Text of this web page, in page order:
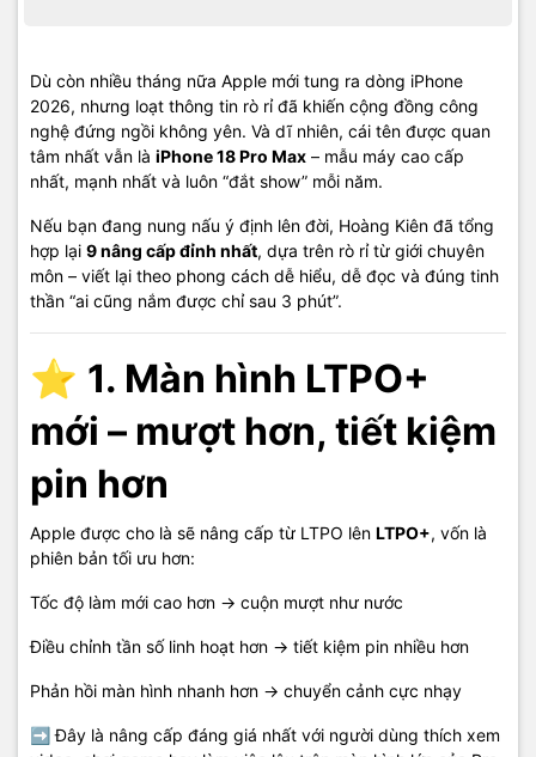
Dù còn nhiều tháng nữa Apple mới tung ra dòng iPhone
2026, nhưng loạt thông tin rò rỉ đã khiến cộng đồng công
nghệ đứng ngồi không yên. Và dĩ nhiên, cái tên được quan
tâm nhất vẫn là iPhone 18 Pro Max – mẫu máy cao cấp
nhất, mạnh nhất và luôn “đắt show” mỗi năm.
Nếu bạn đang nung nấu ý định lên đời, Hoàng Kiên đã tổng
hợp lại 9 nâng cấp đỉnh nhất, dựa trên rò rỉ từ giới chuyên
môn – viết lại theo phong cách dễ hiểu, dễ đọc và đúng tinh
thần “ai cũng nắm được chỉ sau 3 phút”.
⭐ 1. Màn hình LTPO+
mới – mượt hơn, tiết kiệm
pin hơn
Apple được cho là sẽ nâng cấp từ LTPO lên LTPO+, vốn là
phiên bản tối ưu hơn:
Tốc độ làm mới cao hơn → cuộn mượt như nước
Điều chỉnh tần số linh hoạt hơn → tiết kiệm pin nhiều hơn
Phản hồi màn hình nhanh hơn → chuyển cảnh cực nhạy
➡ Đây là nâng cấp đáng giá nhất với người dùng thích xem